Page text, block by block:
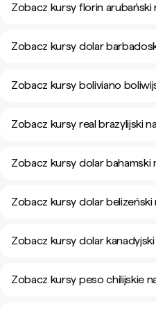
Zobacz kursy florin arubański
Zobacz kursy dolar
Zobacz kursy boliviano
Zobacz kursy real brazylijski
Zobacz kursy dolar bahamski
Zobacz kursy dolar belizeński
Zobacz kursy dolar
Zobacz kursy peso chilijskie